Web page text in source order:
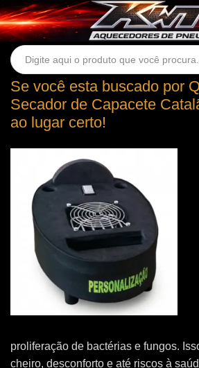
Search
Se você esta buscado por
Secador de Capacete
ao lugar certo!
proliferação de bactérias e fungos.
cheiro, desconforto e até riscos à